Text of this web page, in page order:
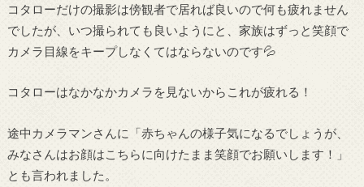
コタローだけの撮影は傍観者で居れば良いので何も疲れません
でしたが、いつ撮られても良いようにと、家族はずっと笑顔で
カメラ目線をキープしなくてはならないのです💦
コタローはなかなかカメラを見ないからこれが疲れる！
途中カメラマンさんに「赤ちゃんの様子気になるでしょうが、
みなさんはお顔はこちらに向けたまま笑顔でお願いします！」
とも言われました。